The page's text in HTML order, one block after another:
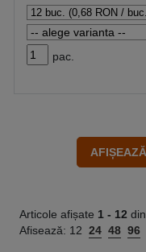
pac.
Articole afișate 1 - 12 din
Afisează: 12 24 48 96